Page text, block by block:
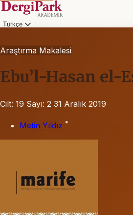
Türkçe
Araştırma Makalesi
Ebu’l-Hasan el-
Cilt: 19 Sayı: 2 31 Aralık 2019
Metin Yıldız *